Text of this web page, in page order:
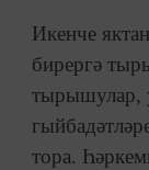
Икенче
бирергә
тырышулар,
тора.